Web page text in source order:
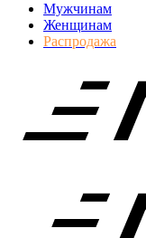
Мужчинам
Женщинам
Распродажа